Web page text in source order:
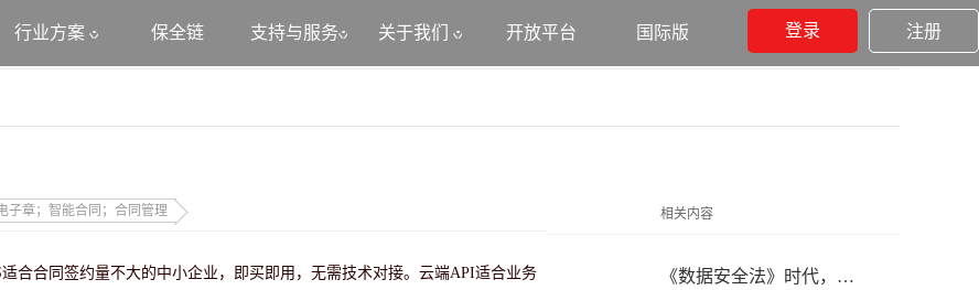
行业方案 保全链 支持与服务 关于我们 开放平台 国际版 登录 注册
子章；智能合同；合同管理
合合同签约量不大的中小企业，即买即用，无需技术对接。云端API适合业务
相关内容
《数据安全法》时代，电子合同服务商的隐私合规红线